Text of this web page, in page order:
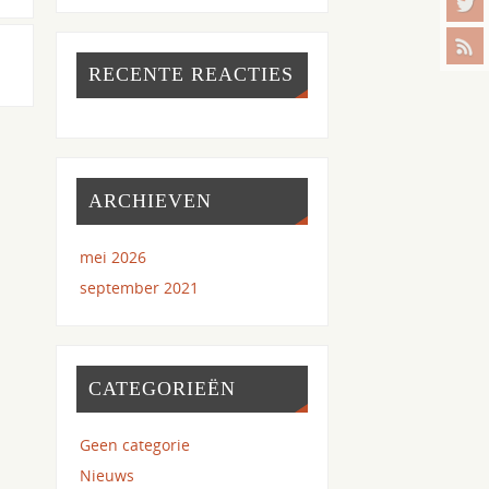
RECENTE REACTIES
ARCHIEVEN
mei 2026
september 2021
CATEGORIEËN
Geen categorie
Nieuws